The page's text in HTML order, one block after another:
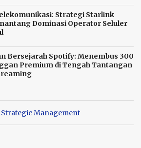
Strategi Starlink
Dominasi Operator Seluler
Bersejarah Spotify: Menembus 300
Premium di Tengah Tantangan